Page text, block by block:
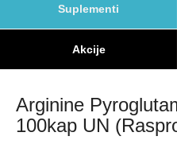
Suplementi
Akcije
Arginine
100kap UN